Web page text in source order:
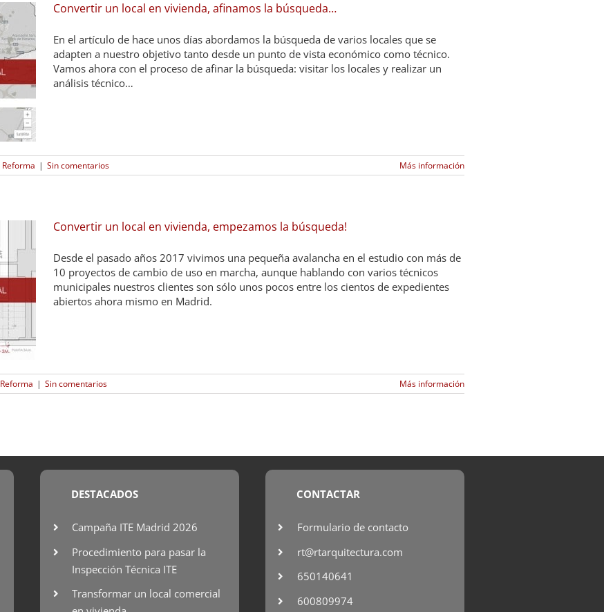
Convertir un local en vivienda, afinamos la búsqueda…
En el artículo de hace unos días abordamos la búsqueda de varios locales que se
adapten a nuestro objetivo tanto desde un punto de vista económico como técnico.
Vamos ahora con el proceso de afinar la búsqueda: visitar los locales y realizar un
análisis técnico…
Reforma | Sin comentarios Más información
Convertir un local en vivienda, empezamos la búsqueda!
Desde el pasado años 2017 vivimos una pequeña avalancha en el estudio con más de
10 proyectos de cambio de uso en marcha, aunque hablando con varios técnicos
municipales nuestros clientes son sólo unos pocos entre los cientos de expedientes
abiertos ahora mismo en Madrid.
Reforma | Sin comentarios Más información
DESTACADOS
Campaña ITE Madrid 2026
Procedimiento para pasar la
Inspección Técnica ITE
Transformar un local comercial
CONTACTAR
Formulario de contacto
rt@rtarquitectura.com
650140641
600809974